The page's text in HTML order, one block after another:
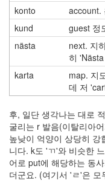
konto
account.
kund
guest 정
nästa
next. 지
히
karta
map. 지
데 저
후, 일단 생각나는 대로
굴리는 r 발음(이탈리아
높낮이 억양이 상당히 강
니다. k도 'ㄲ'와 비슷한
어로 put에 해당하는 동
더군요. (여기서 'ㄹ'은